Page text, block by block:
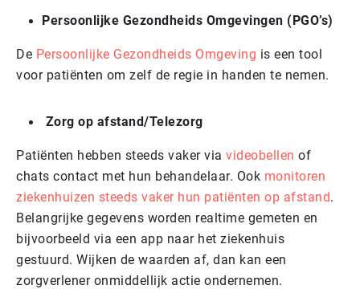
Persoonlijke Gezondheids Omgevingen (PGO’s)
De Persoonlijke Gezondheids Omgeving is een tool
voor patiënten om zelf de regie in handen te nemen.
Zorg op afstand/Telezorg
Patiënten hebben steeds vaker via videobellen of
chats contact met hun behandelaar. Ook monitoren
ziekenhuizen steeds vaker hun patiënten op afstand.
Belangrijke gegevens worden realtime gemeten en
bijvoorbeeld via een app naar het ziekenhuis
gestuurd. Wijken de waarden af, dan kan een
zorgverlener onmiddellijk actie ondernemen.